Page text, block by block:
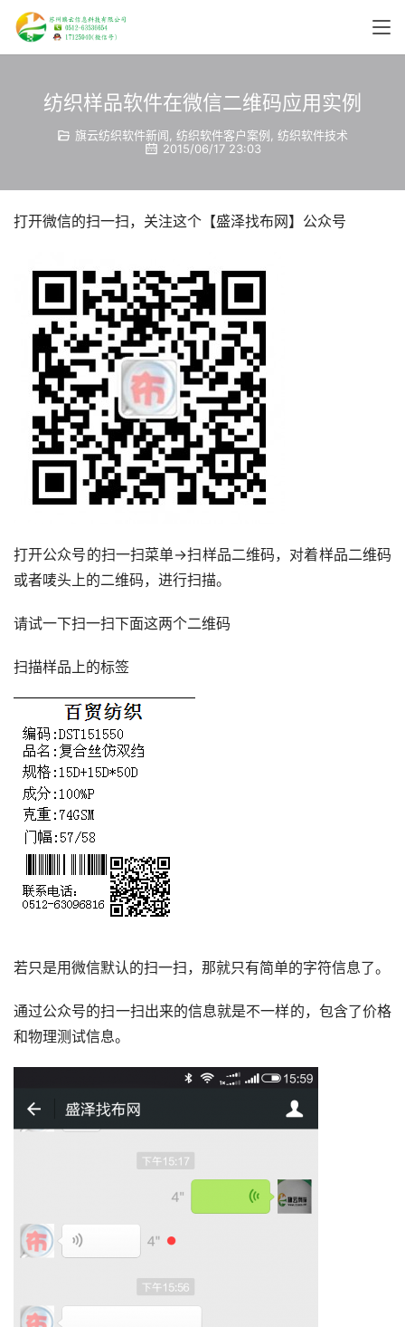
纺织样品软件在微信二维码应用实例
旗云纺织软件新闻 纺织软件客户案例 纺织软件技术
2015/06/17 23:03
打开微信的扫一扫，关注这个【盛泽找布网】公众号
打开公众号的扫一扫菜单->扫样品二维码，对着样品二维码
或者唛头上的二维码，进行扫描。
请试一下扫一扫下面这两个二维码
扫描样品上的标签
若只是用微信默认的扫一扫，那就只有简单的字符信息了。
通过公众号的扫一扫出来的信息就是不一样的，包含了价格
和物理测试信息。